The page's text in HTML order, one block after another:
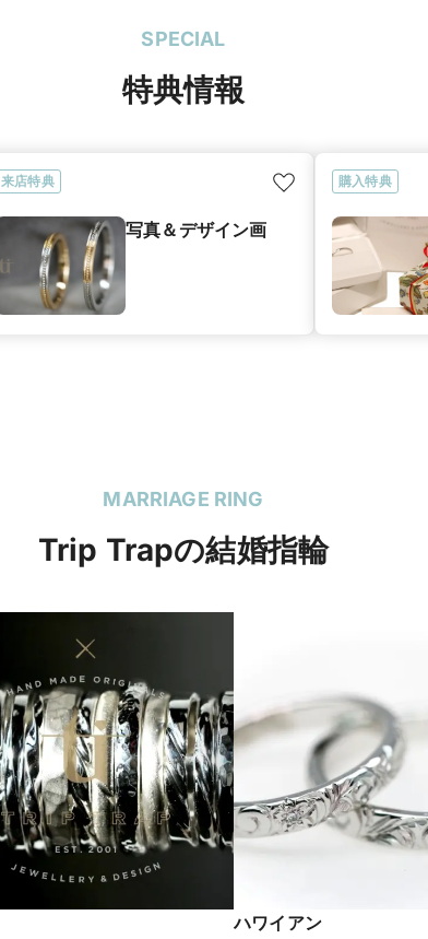
SPECIAL
特典情報
来店特典
写真＆デザイン画
購入特典
MARRIAGE RING
Trip Trapの結婚指輪
ハワイアン